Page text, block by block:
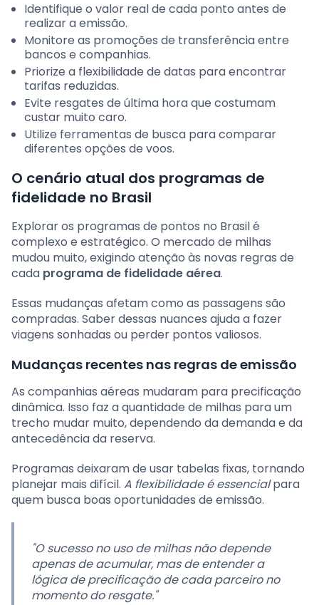
Identifique o valor real de cada ponto antes de
realizar a emissão.
Monitore as promoções de transferência entre
bancos e companhias.
Priorize a flexibilidade de datas para encontrar
tarifas reduzidas.
Evite resgates de última hora que costumam
custar muito caro.
Utilize ferramentas de busca para comparar
diferentes opções de voos.
O cenário atual dos programas de
fidelidade no Brasil
Explorar os programas de pontos no Brasil é
complexo e estratégico. O mercado de milhas
mudou muito, exigindo atenção às novas regras de
cada programa de fidelidade aérea.
Essas mudanças afetam como as passagens são
compradas. Saber dessas nuances ajuda a fazer
viagens sonhadas ou perder pontos valiosos.
Mudanças recentes nas regras de emissão
As companhias aéreas mudaram para precificação
dinâmica. Isso faz a quantidade de milhas para um
trecho mudar muito, dependendo da demanda e da
antecedência da reserva.
Programas deixaram de usar tabelas fixas, tornando
planejar mais difícil. A flexibilidade é essencialpara
quem busca boas oportunidades de emissão.
"O sucesso no uso de milhas não depende
apenas de acumular, mas de entender a
lógica de precificação de cada parceiro no
momento do resgate."